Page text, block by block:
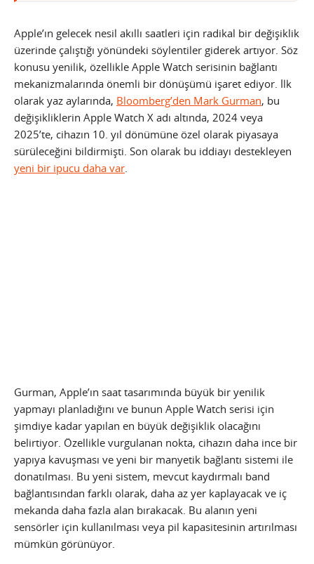
Apple’ın gelecek nesil akıllı saatleri için radikal bir değişiklik
üzerinde çalıştığı yönündeki söylentiler giderek artıyor. Söz
konusu yenilik, özellikle Apple Watch serisinin bağlantı
mekanizmalarında önemli bir dönüşümü işaret ediyor. İlk
olarak yaz aylarında, Bloomberg’den Mark Gurman, bu
değişikliklerin Apple Watch X adı altında, 2024 veya
2025’te, cihazın 10. yıl dönümüne özel olarak piyasaya
sürüleceğini bildirmişti. Son olarak bu iddiayı destekleyen
yeni bir ipucu daha var.
Gurman, Apple’ın saat tasarımında büyük bir yenilik
yapmayı planladığını ve bunun Apple Watch serisi için
şimdiye kadar yapılan en büyük değişiklik olacağını
belirtiyor. Özellikle vurgulanan nokta, cihazın daha ince bir
yapıya kavuşması ve yeni bir manyetik bağlantı sistemi ile
donatılması. Bu yeni sistem, mevcut kaydırmalı band
bağlantısından farklı olarak, daha az yer kaplayacak ve iç
mekanda daha fazla alan bırakacak. Bu alanın yeni
sensörler için kullanılması veya pil kapasitesinin artırılması
mümkün görünüyor.